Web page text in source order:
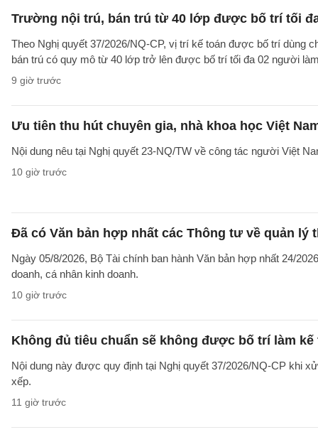
Trường nội trú, bán trú từ 40 lớp được bố trí tối
Theo Nghị quyết 37/2026/NQ-CP, vị trí kế toán được bố trí dùng
bán trú có quy mô từ 40 lớp trở lên được bố trí tối đa 02 người
9 giờ trước
Ưu tiên thu hút chuyên gia, nhà khoa học Việt
Nội dung nêu tại Nghị quyết 23-NQ/TW về công tác người Việt
10 giờ trước
Đã có Văn bản hợp nhất các Thông tư về quản lý
Ngày 05/8/2026, Bộ Tài chính ban hành Văn bản hợp nhất 24/
doanh, cá nhân kinh doanh.
10 giờ trước
Không đủ tiêu chuẩn sẽ không được bố trí làm
Nội dung này được quy định tại Nghị quyết 37/2026/NQ-CP khi
xếp.
11 giờ trước